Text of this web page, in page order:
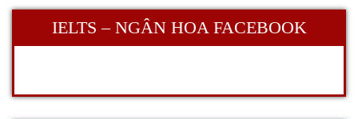
IELTS – NGÂN HOA FACEBOOK